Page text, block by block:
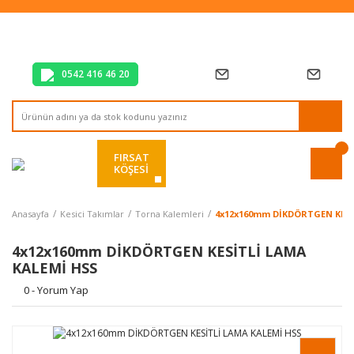
Tüm Alışverişlerde Vade Farksız 2 Taksit!
0542 416 46 20
FIRSAT
KÖŞESİ
Anasayfa Kesici Takımlar Torna Kalemleri 4x12x160mm DİKDÖRTGEN
4x12x160mm DİKDÖRTGEN KESİTLİ LAMA
KALEMİ HSS
0 - Yorum Yap